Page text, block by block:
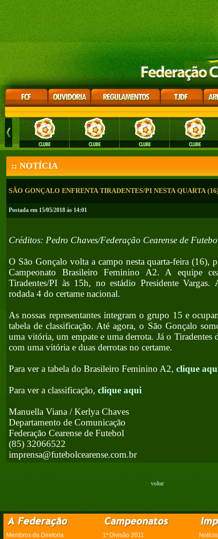
:: NOTÍCIA
SÃO GONÇALO ENFRENTA TIRADENTES/PI NESTA QUARTA
Postada em 15/05/2018 às 14:01
Créditos: Pedro Chaves/Federação Cearense de
O São Gonçalo volta a campo nesta quarta-feira (16),
Campeonato Brasileiro Feminino A2. A equipe
Tiradentes/PI às 15h, no estádio Presidente
rodada 4 do certame nacional.
As nossas representantes integram o grupo 15 e
tabela de classificação. Até agora, o São Gonçalo
uma vitória, um empate e uma derrota. Já o Tiradentes
com uma vitória e duas derrotas no certame.
Para ver a tabela do Brasileiro Feminino A2, clique
Para ver a classificação, clique aqui
Manuella Viana / Kerlya Chaves
Departamento de Comunicação
Federação Cearense de Futebol
(85) 32066522
imprensa@futebolcearense.com.br
voltar
Membros da Diretoria 1ª Divisão 2011